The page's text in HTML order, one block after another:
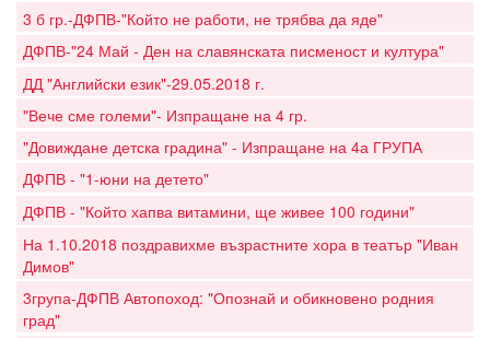
3 б гр.-ДФПВ-"Който не работи, не трябва да яде"
ДФПВ-"24 Май - Ден на славянската писменост и култура"
ДД "Английски език"-29.05.2018 г.
"Вече сме големи"- Изпращане на 4 гр.
"Довиждане детска градина" - Изпращане на 4а ГРУПА
ДФПВ - "1-юни на детето"
ДФПВ - "Който хапва витамини, ще живее 100 години"
На 1.10.2018 поздравихме възрастните хора в театър "Иван
Димов"
3група-ДФПВ Автопоход: "Опознай и обикновено родния
град"